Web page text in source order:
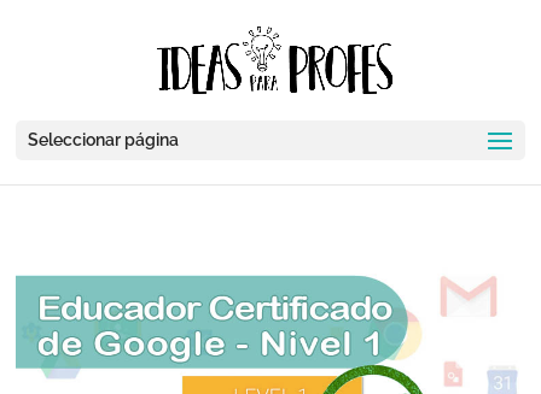
Seleccionar página